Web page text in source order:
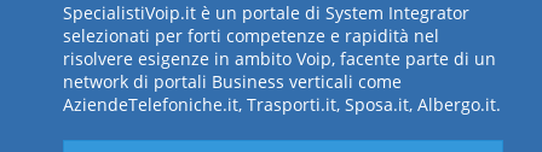
SpecialistiVoip.it è un portale di System Integrator
selezionati per forti competenze e rapidità nel
risolvere esigenze in ambito Voip, facente parte di un
network di portali Business verticali come
AziendeTelefoniche.it, Trasporti.it, Sposa.it, Albergo.it.